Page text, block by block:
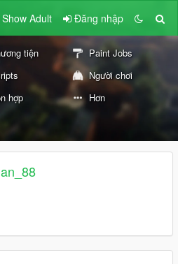
Show Adult Đăng nhập
tiện
Paint Jobs
Người chơi
hợp Hơn